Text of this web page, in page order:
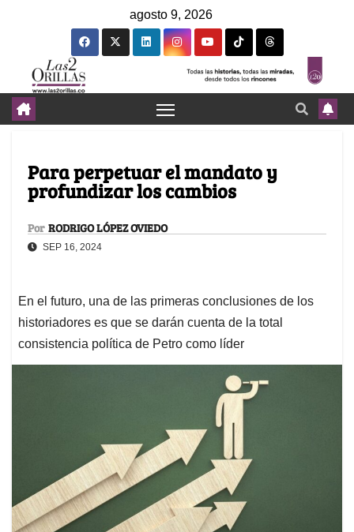
agosto 9, 2026
Para perpetuar el mandato y
profundizar los cambios
Por RODRIGO LÓPEZ OVIEDO
SEP 16, 2024
En el futuro, una de las primeras conclusiones de los
historiadores es que se darán cuenta de la total
consistencia política de Petro como líder